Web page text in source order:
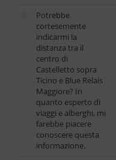
Potrebbe
cortesemente
indicarmi la
distanza tra il
centro di
Castelletto sopra
Ticino e Blue Relais
Maggiore? In
quanto esperto di
viaggi e alberghi, mi
farebbe piacere
conoscere questa
informazione.